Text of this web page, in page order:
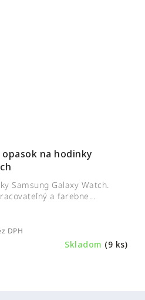
na hodinky
Skladom (9 ks)
DPH
Samsung Galaxy Watch.
a farebne...